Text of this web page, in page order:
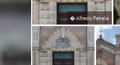
�Alfredo Petralia